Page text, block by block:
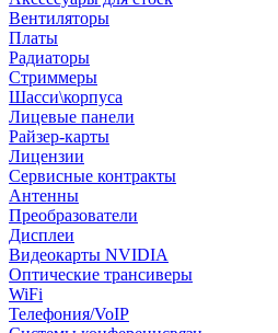
Вентиляторы
Платы
Радиаторы
Стриммеры
Шасси\корпуса
Лицевые панели
Райзер-карты
Лицензии
Сервисные контракты
Антенны
Преобразователи
Дисплеи
Видеокарты NVIDIA
Оптические трансиверы
WiFi
Телефония/VoIP